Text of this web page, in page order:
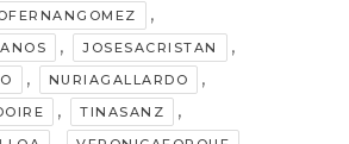
,
, JOSESACRISTAN ,
, NURIAGALLARDO ,
, TINASANZ ,